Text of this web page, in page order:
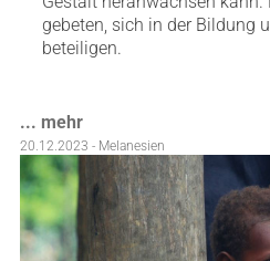
gebeten, sich in der Bildung
beteiligen.
... mehr
20.12.2023 - Melanesien